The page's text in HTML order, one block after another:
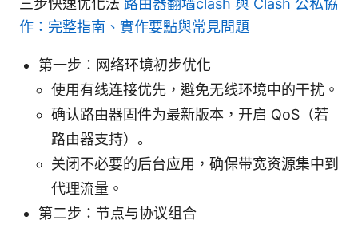
作：完整指南、實作要點與常見問題
第一步：网络环境初步优化
使用有线连接优先，避免无线环境中的干扰。
确认路由器固件为最新版本，开启 QoS（若
路由器支持）。
关闭不必要的后台应用，确保带宽资源集中到
代理流量。
第二步：节点与协议组合